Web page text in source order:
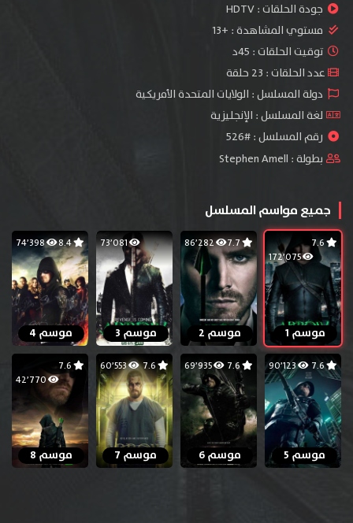
جودة الحلقات :HDTV
مستوي المشاهدة : +13
توقيت الحلقات : 45د
عدد الحلقات : 23 حلقة
دولة المسلسل : الولايات المتحدة الأمريكية
لغة المسلسل : الإنجليزية
رقم المسلسل : #526
بطولة : Stephen Amell
جميع مواسم المسلسل
7.6
172٬075
موسم 1
7.7 86٬282
موسم 2
73٬081
موسم 3
8.4 74٬398
موسم 4
7.6 90٬123
موسم 5 موسم 6
7.6 60٬553
موسم 7 موسم 8